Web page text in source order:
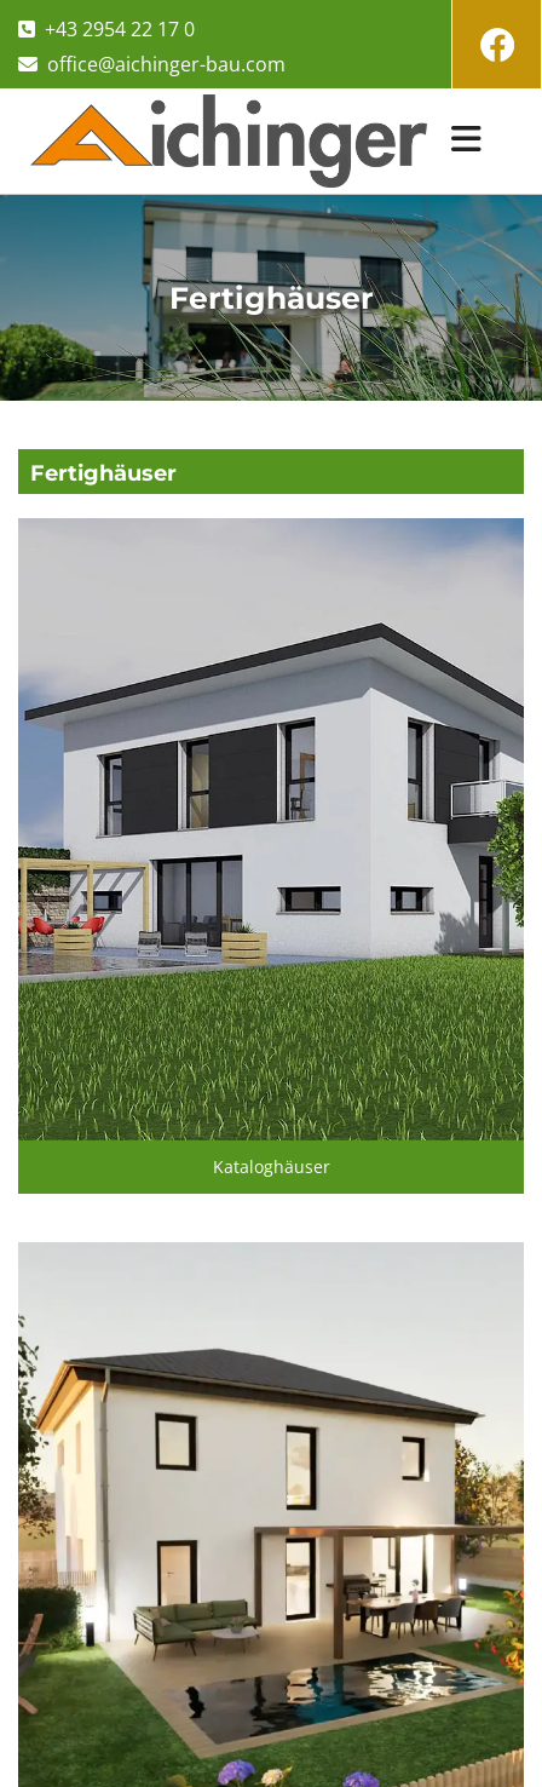
 +43 2954 22 17 0
 office@aichinger-bau.com
Fertighäuser
Fertighäuser
Kataloghäuser